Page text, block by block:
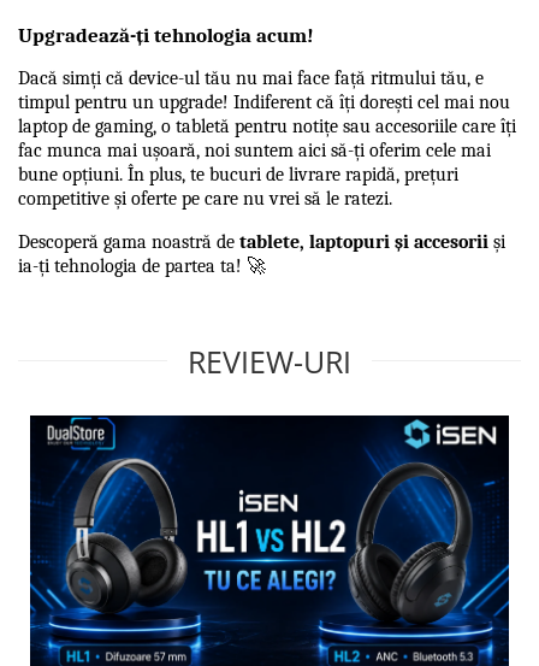
Upgradează-ți tehnologia acum!
Dacă simți că device-ul tău nu mai face față ritmului tău, e
timpul pentru un upgrade! Indiferent că îți dorești cel mai nou
laptop de gaming, o tabletă pentru notițe sau accesoriile care îți
fac munca mai ușoară, noi suntem aici să-ți oferim cele mai
bune opțiuni. În plus, te bucuri de livrare rapidă, prețuri
competitive și oferte pe care nu vrei să le ratezi.
Descoperă gama noastră de tablete, laptopuri și accesorii și
ia-ți tehnologia de partea ta! 🚀
REVIEW-URI